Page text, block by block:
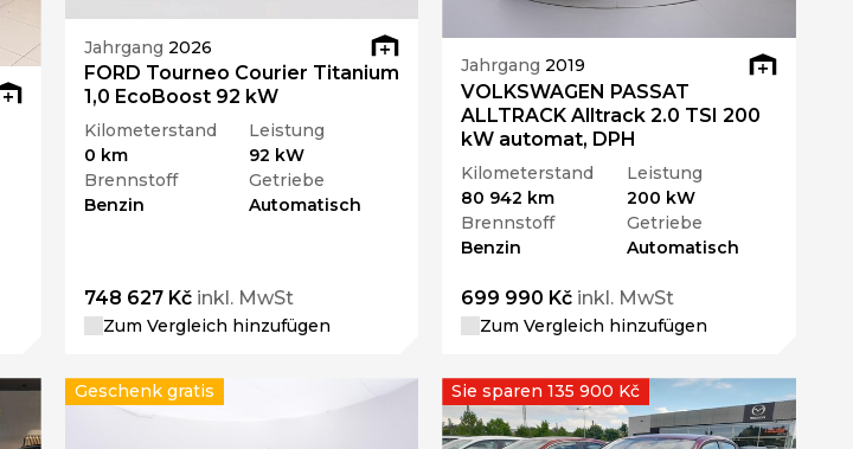
Jahrgang 2026
FORD Tourneo Courier Titanium
1,0 EcoBoost 92 kW
Kilometerstand
0 km
Leistung
92 kW
Brennstoff
Benzin
Getriebe
Automatisch
748 627 Kčinkl. MwSt
Zum Vergleich hinzufügen
Jahrgang 2019
VOLKSWAGEN PASSAT
ALLTRACK Alltrack 2.0 TSI 200
kW automat, DPH
Kilometerstand
80 942 km
Leistung
200 kW
Brennstoff
Benzin
Getriebe
Automatisch
699 990 Kč inkl. MwSt
Zum Vergleich hinzufügen
Geschenk gratis Sie sparen 135 900 Kč